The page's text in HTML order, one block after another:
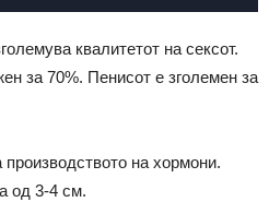
квалитетот на сексот.
за 70%. Пенисот е зголемен за
на хормони.
од 3-4 см.